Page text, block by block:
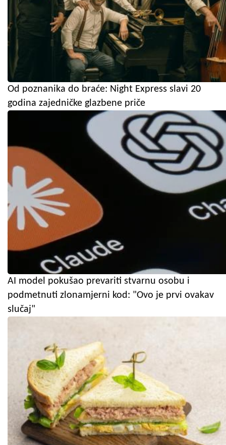
Od poznanika do braće: Night Express slavi 20
godina zajedničke glazbene priče
AI model pokušao prevariti stvarnu osobu i
podmetnuti zlonamjerni kod: "Ovo je prvi ovakav
slučaj"